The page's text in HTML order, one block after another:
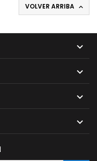
VOLVER ARRIBA 



